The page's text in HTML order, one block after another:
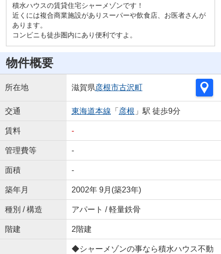
積水ハウスの賃貸住宅シャーメゾンです！
近くには複合商業施設がありスーパーや飲食店、お医者さんが
あります。
コンビニも徒歩圏内にあり便利ですよ。
物件概要
所在地 滋賀県彦根市古沢町
交通 東海道本線 「 彦根 」駅 徒歩9分
賃料 -
管理費等 -
面積 -
築年月 2002年 9月(築23年)
種別 / 構造 アパート / 軽量鉄骨
階建 2階建
◆シャーメゾンの事なら積水ハウス不動